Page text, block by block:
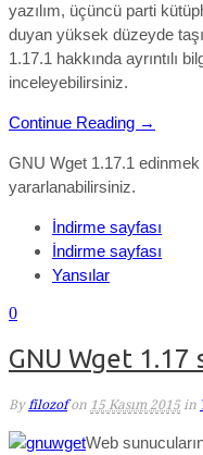
yazılım, üçüncü parti
duyan yüksek düzeyde
1.17.1 hakkında ayrıntılı
inceleyebilirsiniz.
Continue Reading →
GNU Wget 1.17.1
yararlanabilirsiniz.
İndirme sayfası
İndirme sayfası
Yansılar
0
GNU Wget
By filozof on 15 Kasım 2015 in
Web